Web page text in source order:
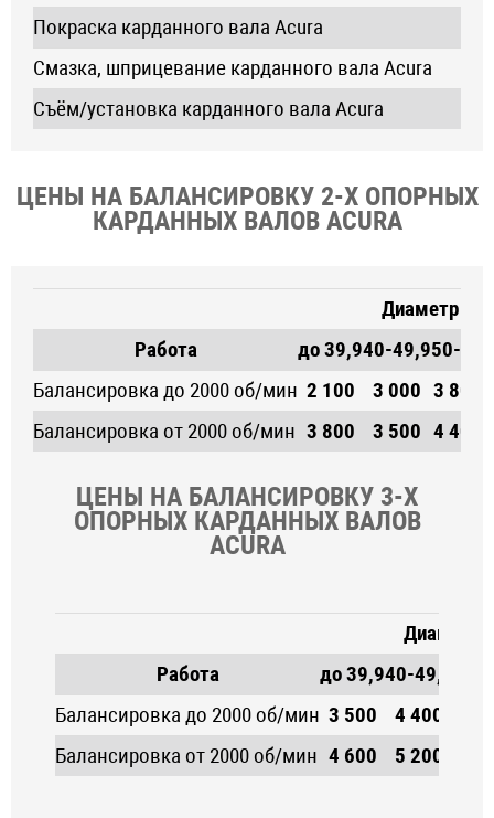
Покраска карданного вала Acura
Смазка, шприцевание карданного вала Acura
Съём/установка карданного вала Acura
ЦЕНЫ НА БАЛАНСИРОВКУ 2-Х ОПОРНЫХ
КАРДАННЫХ ВАЛОВ ACURA
Диаметр
Работа
до 39,940-49,950-52
Балансировка до 2000 об/мин 2 100 3 000 3 800
Балансировка от 2000 об/мин 3 800 3 500 4 400
ЦЕНЫ НА БАЛАНСИРОВКУ 3-Х
ОПОРНЫХ КАРДАННЫХ ВАЛОВ
ACURA
Диаметр
Работа
до 39,940-49,9
Балансировка до 2000 об/мин 3 500 4 400
Балансировка от 2000 об/мин 4 600 5 200